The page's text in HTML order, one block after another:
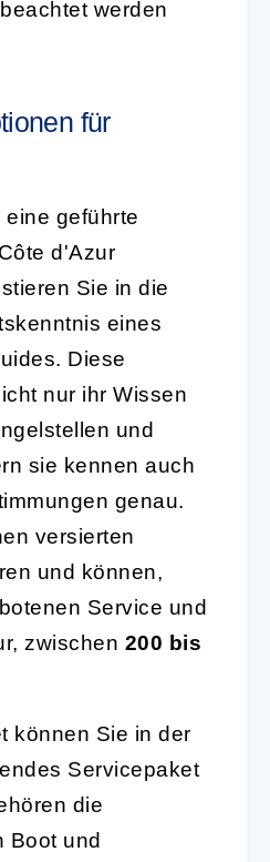
werden
für
geführte
d'Azur
Sie in die
eines
Diese
nur ihr Wissen
und
sie kennen auch
genau.
versierten
und können,
Service und
zwischen 200 bis
können Sie in der
Servicepaket
die
Boot und